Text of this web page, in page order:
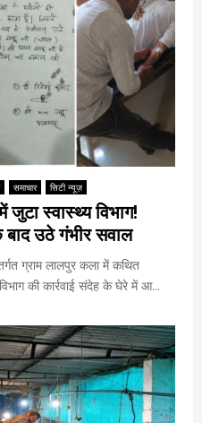
समाचार सिटी न्यूज़
जुटा स्वास्थ्य विभाग!
उठे गंभीर सवाल
ग्राम लालपुर कला में कथित
की कार्रवाई संदेह के घेरे में आ...